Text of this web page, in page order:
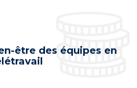
être des équipes en